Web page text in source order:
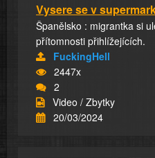
Vysere se v
Španělsko : migrantka si
přítomnosti přihlížejících.
FuckingHell
2447x
2
Video / Zbytky
20/03/2024